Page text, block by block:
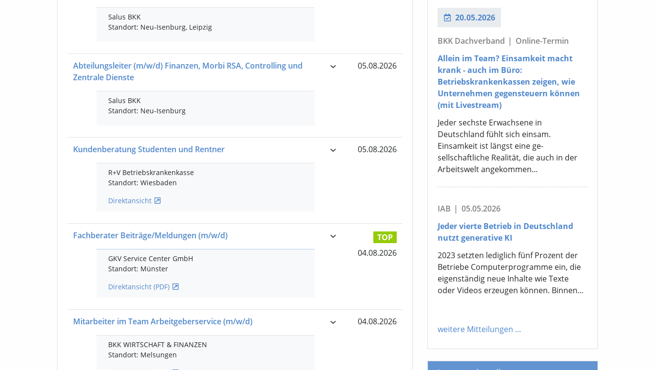
Salus BKK
Standort: Neu-Isenburg, Leipzig
Abteilungsleiter(m/w/d) Finanzen, Morbi RSA, Controlling und
Zentrale Dienste
Salus BKK
Standort: Neu-Isenburg
05.08.2026
Kundenberatung Studenten und Rentner
R+V Betriebskrankenkasse
Standort: Wiesbaden
Direktansicht
05.08.2026
Fachberater Beiträge/Meldungen (m/w/d)
GKV Service Center GmbH
Standort: Münster
Direktansicht (PDF)
TOP
04.08.2026
Mitarbeiter im Team Arbeitgeberservice(m/w/d)
BKK WIRTSCHAFT & FINANZEN
Standort: Melsungen
04.08.2026
20.05.2026
BKK Dachverband | Online-Termin
Allein im Team? Einsamkeit macht
krank - auch im Büro:
Betriebskrankenkassen zeigen, wie
Unternehmen gegensteuern können
(mit Livestream)
Jeder sechste Erwachsene in
Deutschland fühlt sich einsam.
Einsamkeit ist längst eine ge-
sellschaftliche Realität, die auch in der
Arbeitswelt angekommen...
IAB | 05.05.2026
Jeder vierte Betrieb in Deutschland
nutzt generative KI
2023 setzten lediglich fünf Prozent der
Betriebe Computerprogramme ein, die
eigenständig neue Inhalte wie Texte
oder Videos erzeugen können. Binnen...
weitere Mitteilungen ...